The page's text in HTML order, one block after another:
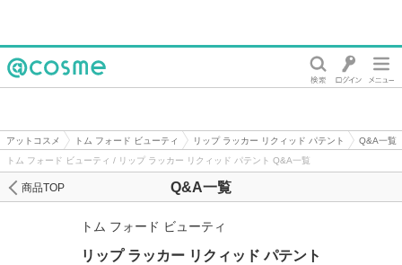
アットコスメ トム フォード ビューティ リップ ラッカー リクィッド パテント
Q&A一覧
トム フォード ビューティ / リップ ラッカー リクィッド パテント Q&A一覧
Q&A一覧
商品TOP
トム フォード ビューティ
リップ ラッカー リクィッド パテント